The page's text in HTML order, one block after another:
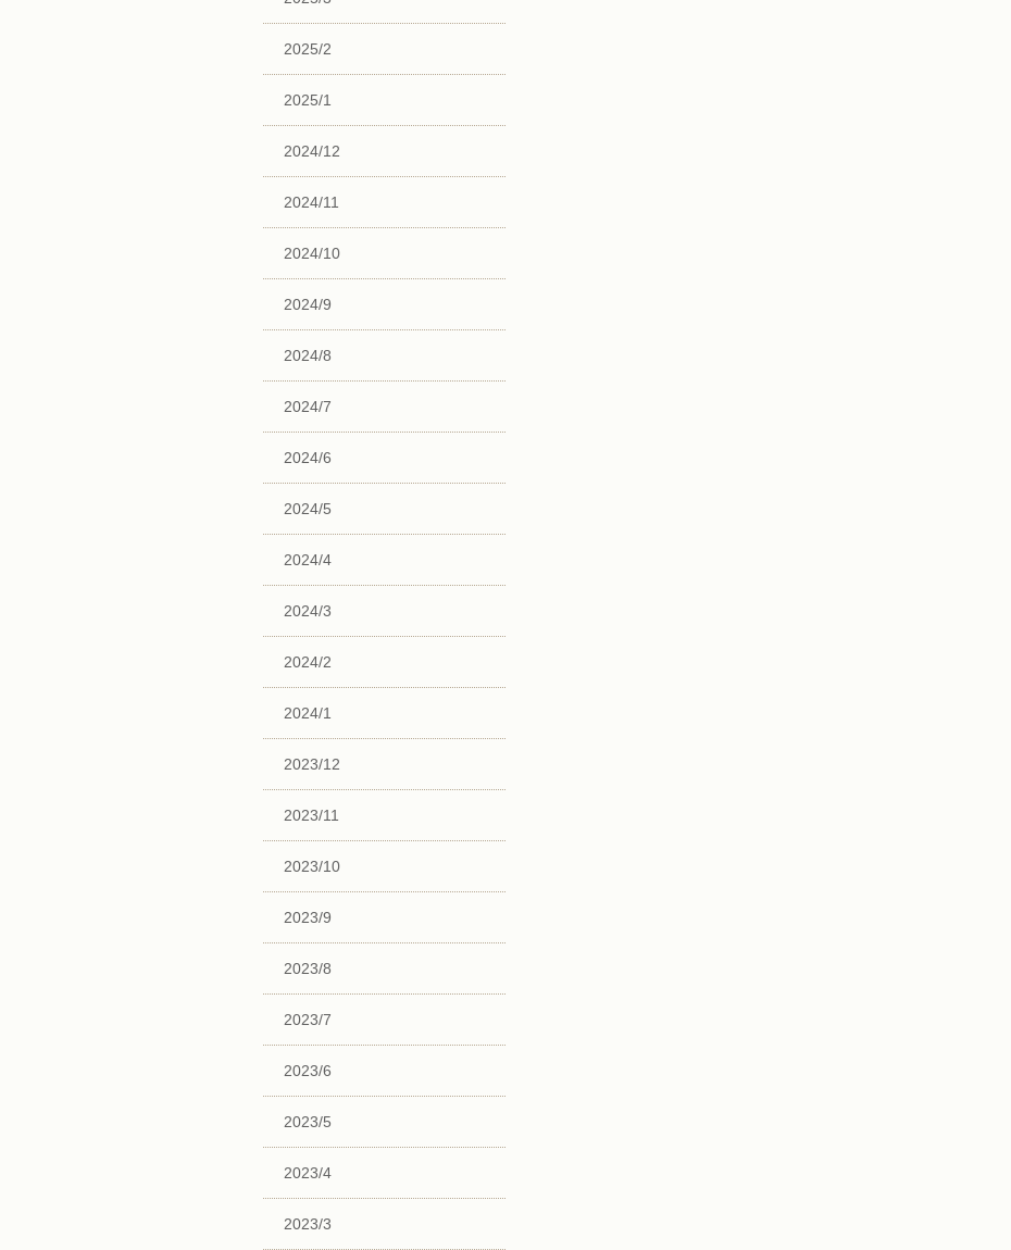
2025/2
2025/1
2024/12
2024/11
2024/10
2024/9
2024/8
2024/7
2024/6
2024/5
2024/4
2024/3
2024/2
2024/1
2023/12
2023/11
2023/10
2023/9
2023/8
2023/7
2023/6
2023/5
2023/4
2023/3